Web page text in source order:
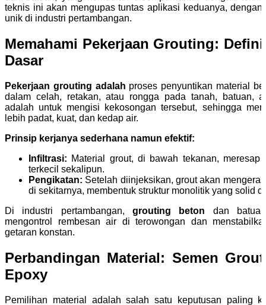
teknis ini akan mengupas tuntas aplikasi keduanya, dengan
unik di industri pertambangan.
Memahami Pekerjaan Grouting:
Dasar
Pekerjaan grouting adalah proses penyuntikan material
dalam celah, retakan, atau rongga pada tanah, batuan,
adalah untuk mengisi kekosongan tersebut, sehingga
lebih padat, kuat, dan kedap air.
Prinsip kerjanya sederhana namun efektif:
Infiltrasi: Material grout, di bawah tekanan, meresap
terkecil sekalipun.
Pengikatan: Setelah diinjeksikan, grout akan
di sekitarnya, membentuk struktur monolitik yang solid
Di industri pertambangan, grouting beton dan
mengontrol rembesan air di terowongan dan
getaran konstan.
Perbandingan Material: Semen
Epoxy
Pemilihan material adalah salah satu keputusan paling